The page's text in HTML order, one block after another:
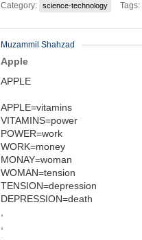
Category: science-technology Tags:
Muzammil Shahzad
Apple
APPLE
APPLE=vitamins
VITAMINS=power
POWER=work
WORK=money
MONAY=woman
WOMAN=tension
TENSION=depression
DEPRESSION=death